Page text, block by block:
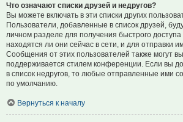
Что означают списки друзей и недругов?
Вы можете включать в эти списки других
Пользователи, добавленные в список друзей,
личном разделе для получения быстрого
находятся ли они сейчас в сети, и для отправки
Сообщения от этих пользователей также могут
поддерживается стилем конференции. Если вы
в список недругов, то любые отправленные ими
по умолчанию.
Вернуться к началу